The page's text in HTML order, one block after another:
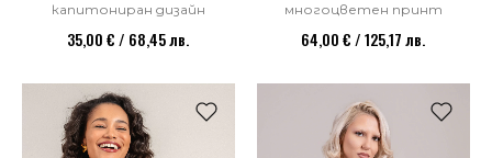
капитониран дизайн
35,00 € / 68,45 лв.
многоцветен принт
64,00 € / 125,17 лв.